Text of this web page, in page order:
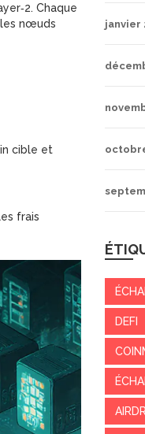
Chaque
nœuds
cible et
frais
janvier
DEFI